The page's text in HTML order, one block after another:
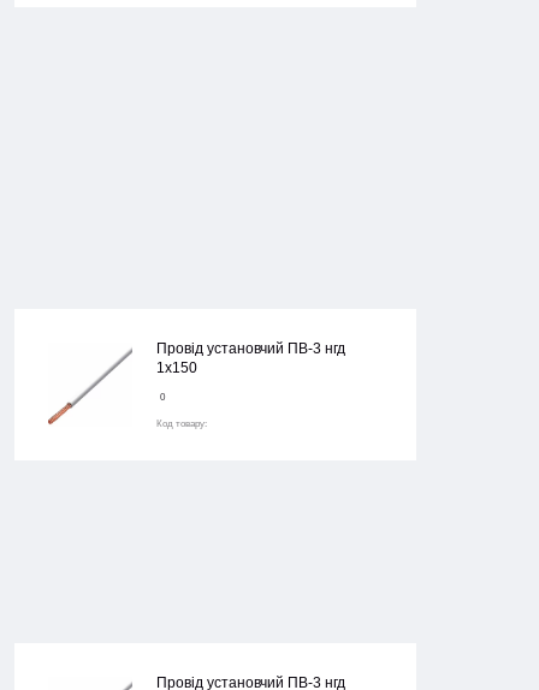
Провід установчий ПВ-3 нгд
1х150
0
Код товару:
Провід установчий ПВ-3 нгд